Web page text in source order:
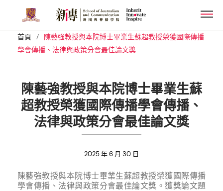
main
content
首頁 /
陳藝強教授與本院博士畢業生蘇超教授榮獲國際傳播
學會傳播、法律與政策分會最佳論文獎
陳藝強教授與本院博士畢業生蘇
超教授榮獲國際傳播學會傳播、
法律與政策分會最佳論文獎
2025 年 6 月 30 日
陳藝強教授與本院博士畢業生蘇超教授榮獲國際傳播
學會傳播、法律與政策分會最佳論文獎。獲獎論文題